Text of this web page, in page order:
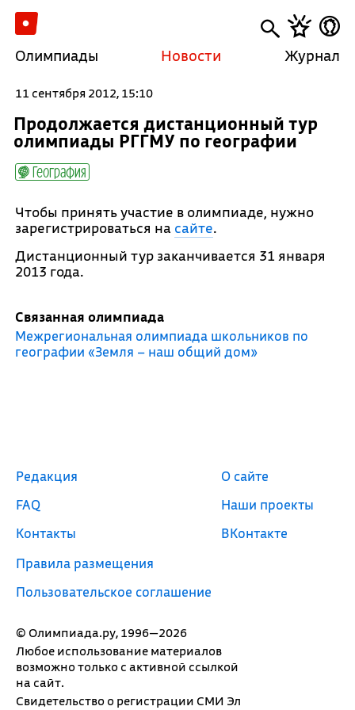
Олимпиады Новости Журнал
11 сентября 2012, 15:10
Продолжается дистанционный тур
олимпиады РГГМУ по географии
География
Чтобы принять участие в олимпиаде, нужно
зарегистрироваться на сайте.
Дистанционный тур заканчивается 31 января
2013 года.
Связанная олимпиада
Межрегиональная олимпиада школьников по
географии «Земля – наш общий дом»
© Олимпиада.ру, 1996—2026
Любое использование материалов
возможно только с активной ссылкой
на сайт.
Свидетельство о регистрации СМИ Эл
Редакция
FAQ
Контакты
Правила размещения
Пользовательское соглашение
О сайте
Наши проекты
ВКонтакте